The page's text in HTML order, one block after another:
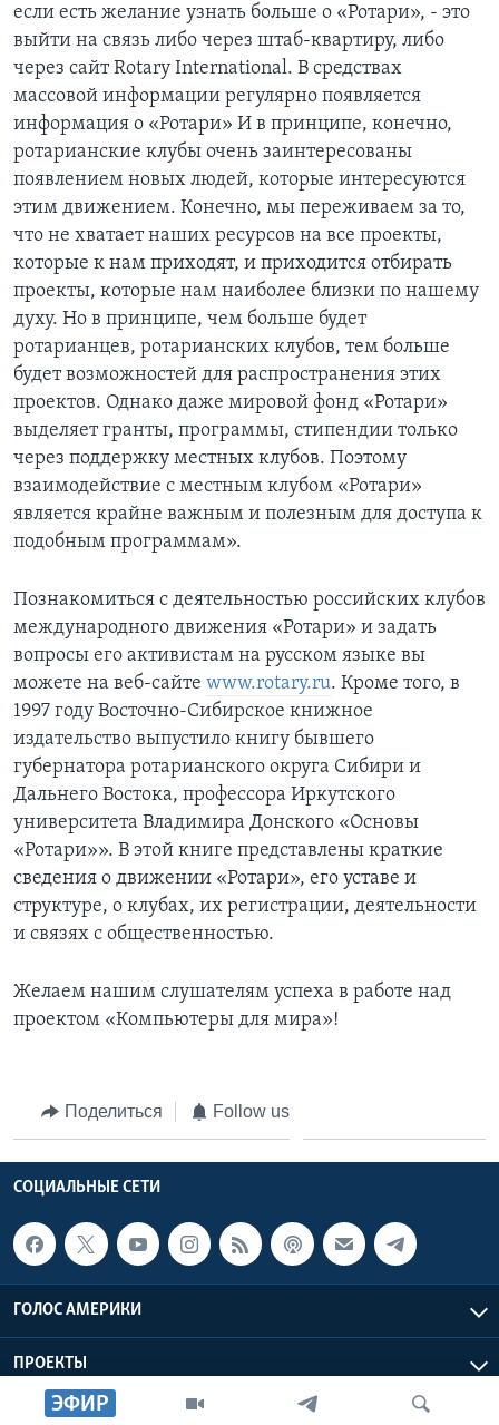
ЭФИР
если есть желание узнать больше о «Ротари», - это
выйти на связь либо через штаб-квартиру, либо
через сайт Rotary International. В средствах
массовой информации регулярно появляется
информация о «Ротари» И в принципе, конечно,
ротарианские клубы очень заинтересованы
появлением новых людей, которые интересуются
этим движением. Конечно, мы переживаем за то,
что не хватает наших ресурсов на все проекты,
которые к нам приходят, и приходится отбирать
проекты, которые нам наиболее близки по нашему
духу. Но в принципе, чем больше будет
ротарианцев, ротарианских клубов, тем больше
будет возможностей для распространения этих
проектов. Однако даже мировой фонд «Ротари»
выделяет гранты, программы, стипендии только
через поддержку местных клубов. Поэтому
взаимодействие с местным клубом «Ротари»
является крайне важным и полезным для доступа к
подобным программам».
Познакомиться с деятельностью российских клубов
международного движения «Ротари» и задать
вопросы его активистам на русском языке вы
можете на веб-сайте www.rotary.ru. Кроме того, в
1997 году Восточно-Сибирское книжное
издательство выпустило книгу бывшего
губернатора ротарианского округа Сибири и
Дальнего Востока, профессора Иркутского
университета Владимира Донского «Основы
«Ротари»». В этой книге представлены краткие
сведения о движении «Ротари», его уставе и
структуре, о клубах, их регистрации, деятельности
и связях с общественностью.
Желаем нашим слушателям успеха в работе над
проектом «Компьютеры для мира»!
Поделиться Follow us
СОЦИАЛЬНЫЕ СЕТИ
ГОЛОС АМЕРИКИ
ПРОЕКТЫ